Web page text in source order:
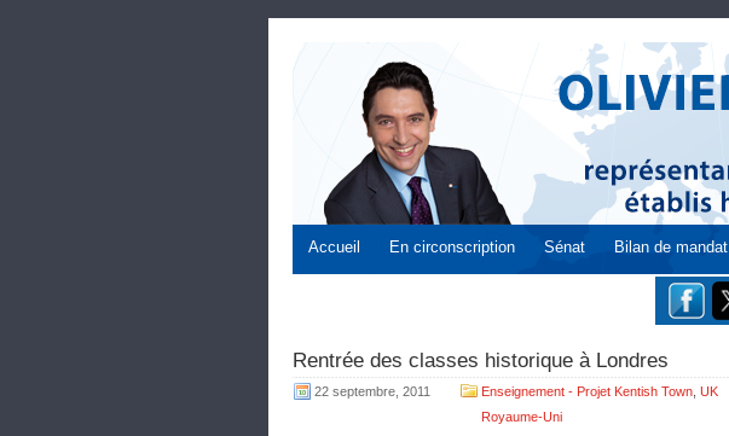
Accueil En circonscription Sénat Bilan de mandat
Rentrée des classes historique à Londres
22 septembre, 2011 Enseignement - Projet Kentish Town UK
Royaume-Uni